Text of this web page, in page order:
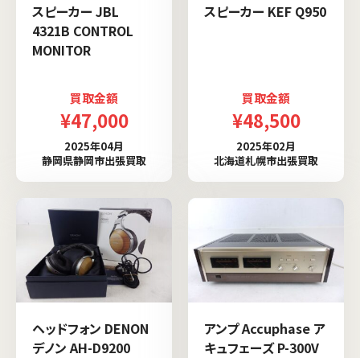
スピーカー JBL
4321B CONTROL
MONITOR
買取金額
¥47,000
2025年04月
静岡県静岡市出張買取
スピーカー KEF Q950
買取金額
¥48,500
2025年02月
北海道札幌市出張買取
ヘッドフォン DENON
デノン AH-D9200
アンプ Accuphase ア
キュフェーズ P-300V